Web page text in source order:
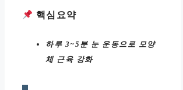
핵심요약
하루 3~5분 눈 운동으로 모양
체 근육 강화